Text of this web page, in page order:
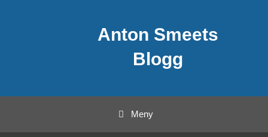
Anton Smeets
Blogg
Meny